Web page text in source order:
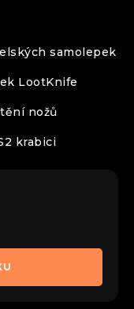
samolepek
LootKnife
nožů
krabici